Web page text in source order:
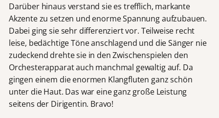
Darüber hinaus verstand sie es trefflich, markante
Akzente zu setzen und enorme Spannung aufzubauen.
Dabei ging sie sehr differenziert vor. Teilweise recht
leise, bedächtige Töne anschlagend und die Sänger nie
zudeckend drehte sie in den Zwischenspielen den
Orchesterapparat auch manchmal gewaltig auf. Da
gingen einem die enormen Klangfluten ganz schön
unter die Haut. Das war eine ganz große Leistung
seitens der Dirigentin. Bravo!